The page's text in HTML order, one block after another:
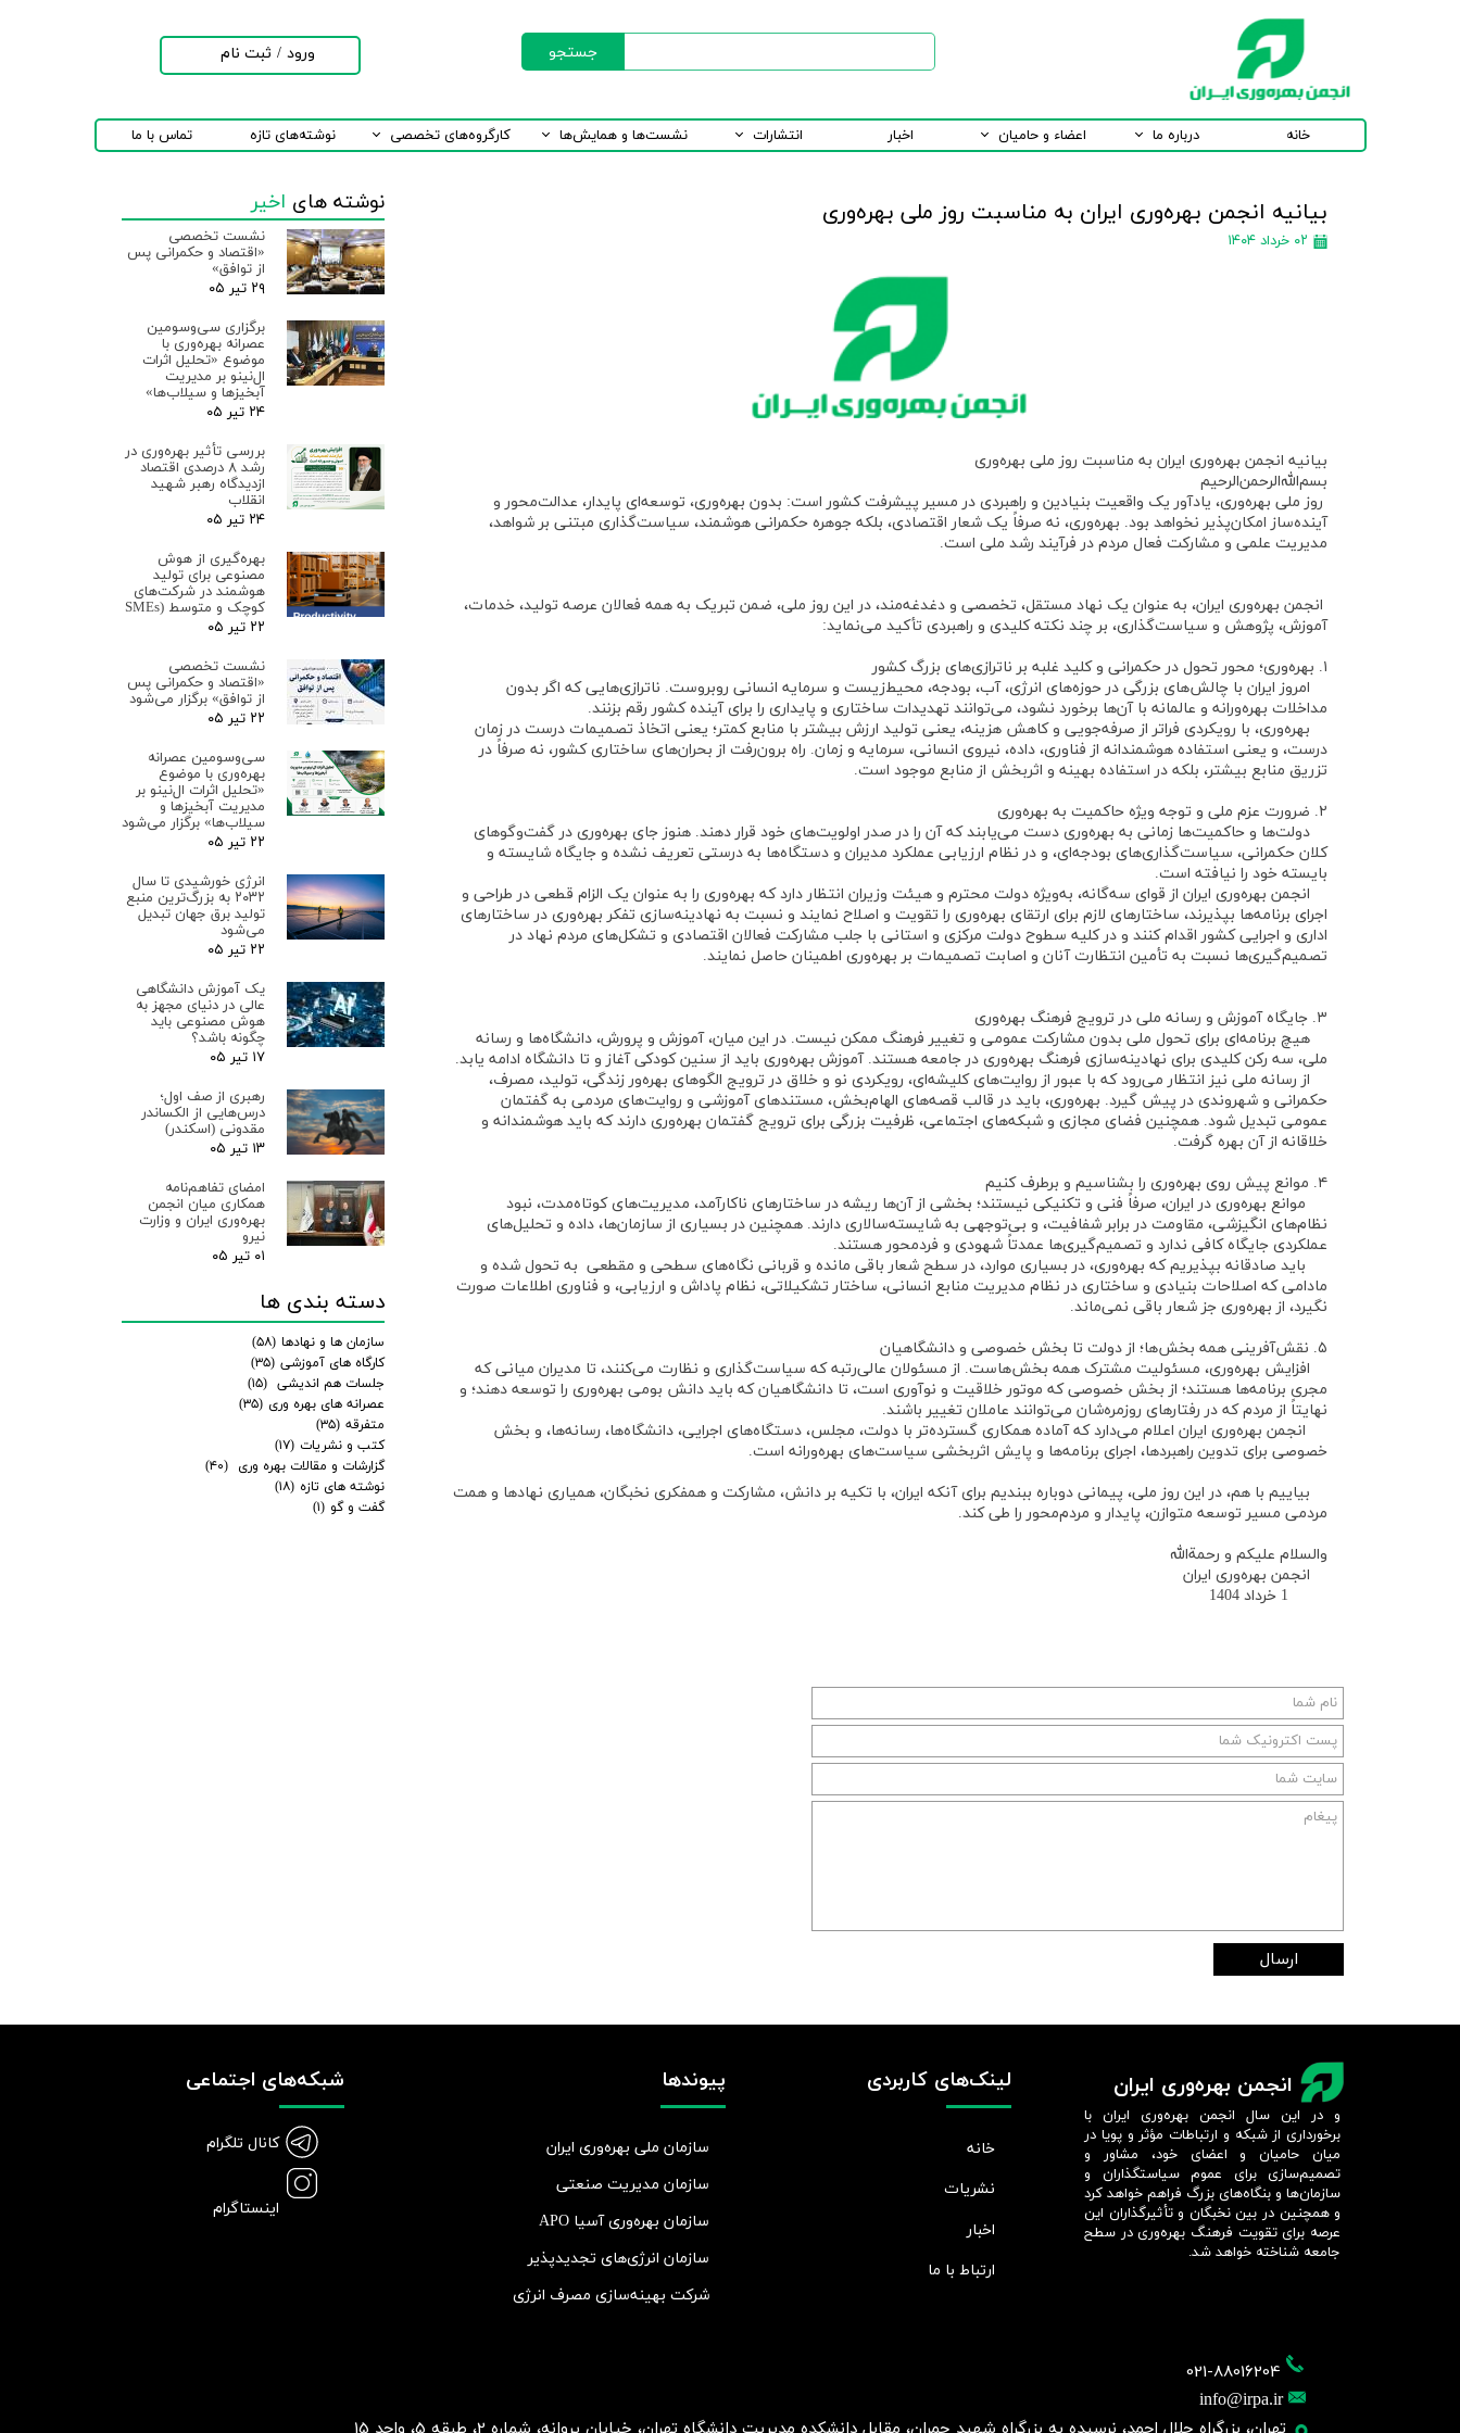
خانه درباره ما اعضاء و حامیان اخبار انتشارات نشست‌ها و همایش‌ها کارگروه‌های تخصصی نوشته‌های تازه تماس با ما
جستجو ورود / ثبت نام
تغییر گذر واژه
خروج از حساب
کاربری
بیانیه انجمن بهره‌وری ایران به مناسبت روز ملی بهره‌وری
۰۲ خرداد ۱۴۰۴
بیانیه انجمن بهره‌وری ایران به مناسبت روز ملی بهره‌وری
بسم‌الله‌الرحمن‌الرحیم
روز ملی بهره‌وری، یادآور یک واقعیت بنیادین و راهبردی در مسیر پیشرفت کشور است: بدون بهره‌وری، توسعه‌ای پایدار، عدالت‌محور و
آینده‌ساز امکان‌پذیر نخواهد بود. بهره‌وری، نه صرفاً یک شعار اقتصادی، بلکه جوهره حکمرانی هوشمند، سیاست‌گذاری مبتنی بر شواهد،
مدیریت علمی و مشارکت فعال مردم در فرآیند رشد ملی است.
انجمن بهره‌وری ایران، به عنوان یک نهاد مستقل، تخصصی و دغدغه‌مند، در این روز ملی، ضمن تبریک به همه فعالان عرصه تولید، خدمات،
آموزش، پژوهش و سیاست‌گذاری، بر چند نکته کلیدی و راهبردی تأکید می‌نماید:
۱. بهره‌وری؛ محور تحول در حکمرانی و کلید غلبه بر ناترازی‌های بزرگ کشور
امروز ایران با چالش‌های بزرگی در حوزه‌های انرژی، آب، بودجه، محیط‌زیست و سرمایه انسانی روبروست. ناترازی‌هایی که اگر بدون
مداخلات بهره‌ورانه و عالمانه با آن‌ها برخورد نشود، می‌توانند تهدیدات ساختاری و پایداری را برای آینده کشور رقم بزنند.
بهره‌وری، با رویکردی فراتر از صرفه‌جویی و کاهش هزینه، یعنی تولید ارزش بیشتر با منابع کمتر؛ یعنی اتخاذ تصمیمات درست در زمان
درست، و یعنی استفاده هوشمندانه از فناوری، داده، نیروی انسانی، سرمایه و زمان. راه برون‌رفت از بحران‌های ساختاری کشور، نه صرفاً در
تزریق منابع بیشتر، بلکه در استفاده بهینه و اثربخش از منابع موجود است.
۲. ضرورت عزم ملی و توجه ویژه حاکمیت به بهره‌وری
دولت‌ها و حاکمیت‌ها زمانی به بهره‌وری دست می‌یابند که آن را در صدر اولویت‌های خود قرار دهند. هنوز جای بهره‌وری در گفت‌وگوهای
کلان حکمرانی، سیاست‌گذاری‌های بودجه‌ای، و در نظام ارزیابی عملکرد مدیران و دستگاه‌ها به درستی تعریف نشده و جایگاه شایسته و
بایسته خود را نیافته است.
انجمن بهره‌وری ایران از قوای سه‌گانه، به‌ویژه دولت محترم و هیئت وزیران انتظار دارد که بهره‌وری را به عنوان یک الزام قطعی در طراحی و
اجرای برنامه‌ها بپذیرند، ساختارهای لازم برای ارتقای بهره‌وری را تقویت و اصلاح نمایند و نسبت به نهادینه‌سازی تفکر بهره‌وری در ساختارهای
اداری و اجرایی کشور اقدام کنند و در کلیه سطوح دولت مرکزی و استانی با جلب مشارکت فعالان اقتصادی و تشکل‌های مردم نهاد در
تصمیم‌گیری‌ها نسبت به تأمین انتظارت آنان و اصابت تصمیمات بر بهره‌وری اطمینان حاصل نمایند.
۳. جایگاه آموزش و رسانه ملی در ترویج فرهنگ بهره‌وری
هیچ برنامه‌ای برای تحول ملی بدون مشارکت عمومی و تغییر فرهنگ ممکن نیست. در این میان، آموزش و پرورش، دانشگاه‌ها و رسانه
ملی، سه رکن کلیدی برای نهادینه‌سازی فرهنگ بهره‌وری در جامعه هستند. آموزش بهره‌وری باید از سنین کودکی آغاز و تا دانشگاه ادامه یابد.
از رسانه ملی نیز انتظار می‌رود که با عبور از روایت‌های کلیشه‌ای، رویکردی نو و خلاق در ترویج الگوهای بهره‌ور زندگی، تولید، مصرف،
حکمرانی و شهروندی در پیش گیرد. بهره‌وری، باید در قالب قصه‌های الهام‌بخش، مستندهای آموزشی و روایت‌های مردمی به گفتمان
عمومی تبدیل شود. همچنین فضای مجازی و شبکه‌های اجتماعی، ظرفیت بزرگی برای ترویج گفتمان بهره‌وری دارند که باید هوشمندانه و
خلاقانه از آن بهره گرفت.
۴. موانع پیش روی بهره‌وری را بشناسیم و برطرف کنیم
موانع بهره‌وری در ایران، صرفاً فنی و تکنیکی نیستند؛ بخشی از آن‌ها ریشه در ساختارهای ناکارآمد، مدیریت‌های کوتاه‌مدت، نبود
نظام‌های انگیزشی، مقاومت در برابر شفافیت، و بی‌توجهی به شایسته‌سالاری دارند. همچنین در بسیاری از سازمان‌ها، داده و تحلیل‌های
عملکردی جایگاه کافی ندارد و تصمیم‌گیری‌ها عمدتاً شهودی و فردمحور هستند.
باید صادقانه بپذیریم که بهره‌وری، در بسیاری موارد، در سطح شعار باقی مانده و قربانی نگاه‌های سطحی و مقطعی به تحول شده و
مادامی که اصلاحات بنیادی و ساختاری در نظام مدیریت منابع انسانی، ساختار تشکیلاتی، نظام پاداش و ارزیابی، و فناوری اطلاعات صورت
نگیرد، از بهره‌وری جز شعار باقی نمی‌ماند.
۵. نقش‌آفرینی همه بخش‌ها؛ از دولت تا بخش خصوصی و دانشگاهیان
افزایش بهره‌وری، مسئولیت مشترک همه بخش‌هاست. از مسئولان عالی‌رتبه که سیاست‌گذاری و نظارت می‌کنند، تا مدیران میانی که
مجری برنامه‌ها هستند؛ از بخش خصوصی که موتور خلاقیت و نوآوری است، تا دانشگاهیان که باید دانش بومی بهره‌وری را توسعه دهند؛ و
نهایتاً از مردم که در رفتارهای روزمره‌شان می‌توانند عاملان تغییر باشند.
انجمن بهره‌وری ایران اعلام می‌دارد که آماده همکاری گسترده‌تر با دولت، مجلس، دستگاه‌های اجرایی، دانشگاه‌ها، رسانه‌ها، و بخش
خصوصی برای تدوین راهبردها، اجرای برنامه‌ها و پایش اثربخشی سیاست‌های بهره‌ورانه است.
بیاییم با هم، در این روز ملی، پیمانی دوباره ببندیم برای آنکه ایران، با تکیه بر دانش، مشارکت و همفکری نخبگان، همیاری نهادها و همت
مردمی مسیر توسعه متوازن، پایدار و مردم‌محور را طی کند.
والسلام علیکم و رحمةالله
انجمن بهره‌وری ایران
ارسال
نوشته های اخیر
نشست تخصصی
«اقتصاد و حکمرانی پس
از توافق»
۲۹ تیر ۰۵
برگزاری سی‌وسومین
عصرانه بهره‌وری با
موضوع «تحلیل اثرات
ال‌نینو بر مدیریت
آبخیزها و سیلاب‌ها»
۲۴ تیر ۰۵
بررسی تأثیر بهره‌وری در
رشد ۸ درصدی اقتصاد
ازدیدگاه رهبر شهید
انقلاب
۲۴ تیر ۰۵
بهره‌گیری از هوش
مصنوعی برای تولید
هوشمند در شرکت‌های
کوچک و متوسط (SMEs
۲۲ تیر ۰۵
نشست تخصصی
«اقتصاد و حکمرانی پس
از توافق» برگزار می‌شود
۲۲ تیر ۰۵
سی‌وسومین عصرانه
بهره‌وری با موضوع
«تحلیل اثرات ال‌نینو بر
مدیریت آبخیزها و
سیلاب‌ها» برگزار می‌شود
۲۲ تیر ۰۵
انرژی خورشیدی تا سال
۲۰۳۲ به بزرگ‌ترین منبع
تولید برق جهان تبدیل
می‌شود
۲۲ تیر ۰۵
یک آموزش دانشگاهی
عالی در دنیای مجهز به
هوش مصنوعی باید
چگونه باشد؟
۱۷ تیر ۰۵
رهبری از صف اول؛
درس‌هایی از الکساندر
مقدونی (اسکندر)
۱۳ تیر ۰۵
امضای تفاهم‌نامه
همکاری میان انجمن
بهره‌وری ایران و وزارت
نیرو
۰۱ تیر ۰۵
دسته بندی ها
سازمان ها و نهادها (۵۸)
کارگاه های آموزشی (۳۵)
جلسات هم اندیشی (۱۵)
عصرانه های بهره وری (۳۵)
متفرقه (۳۵)
کتب و نشریات (۱۷)
گزارشات و مقالات بهره وری
(۴۰)
نوشته های تازه (۱۸)
گفت و گو (۱)
انجمن بهره‌وری ایران
021-88016204
info@irpa.ir
لینک‌های کاربردی
خانه
نشریات
اخبار
ارتباط با ما
پیوندها
سازمان ملی بهره‌وری ایران
سازمان مدیریت صنعتی
سازمان بهره‌وری آسیا APO
سازمان انرژی‌های تجدیدپذیر
شرکت بهينه‌سازی مصرف انرژی
شبکه‌های اجتماعی
کانال تلگرام
اینستاگرام
و در این سال انجمن بهره‌وری ایران با
برخورداری از شبکه و ارتباطات مؤثر و پویا در
میان حامیان و اعضای خود، مشاور و
تصمیم‌سازی برای عموم سیاستگذاران و
سازمان‌ها و بنگاه‌های بزرگ فراهم خواهد کرد
و همچنین در بین نخبگان و تأثیرگذاران این
عرصه برای تقویت فرهنگ بهره‌وری در سطح
جامعه شناخته خواهد شد.​​​​​​​